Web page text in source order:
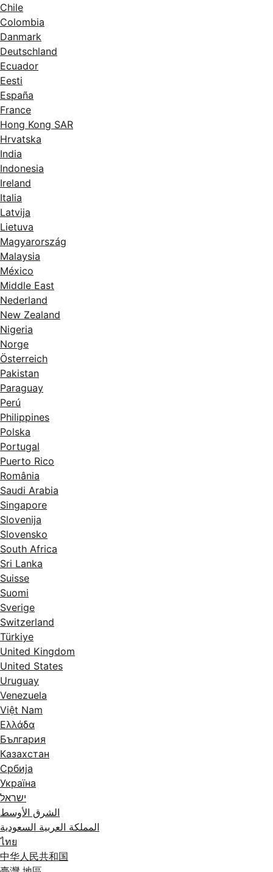
Chile
Colombia
Danmark
Deutschland
Ecuador
Eesti
España
France
Hong Kong SAR
Hrvatska
India
Indonesia
Ireland
Italia
Latvija
Lietuva
Magyarország
Malaysia
México
Middle East
Nederland
New Zealand
Nigeria
Norge
Österreich
Pakistan
Paraguay
Perú
Philippines
Polska
Portugal
Puerto Rico
România
Saudi Arabia
Singapore
Slovenija
Slovensko
South Africa
Sri Lanka
Suisse
Suomi
Sverige
Switzerland
Türkiye
United Kingdom
United States
Uruguay
Venezuela
Việt Nam
Ελλάδα
България
Казахстан
Србија
Україна
ישראל
الشرق الأوسط
المملكة العربية السعودية
ไทย
中华人民共和国